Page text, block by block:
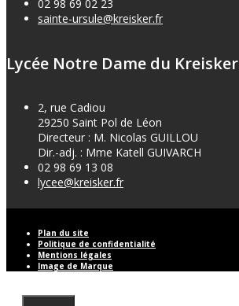
02 98 69 02 23
sainte-ursule@kreisker.fr
Lycée Notre Dame du Kreisker
2, rue Cadiou
29250 Saint Pol de Léon
Directeur : M. Nicolas GUILLOU
Dir.-adj. : Mme Katell GUIVARCH
02 98 69 13 08
lycee@kreisker.fr
Plan du site
Politique de confidentialité
Mentions légales
Image de Marque